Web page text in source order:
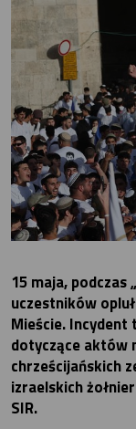
15 maja, podczas
uczestników
Mieście. Incydent
dotyczące aktów
chrześcijańskich
izraelskich
SIR.